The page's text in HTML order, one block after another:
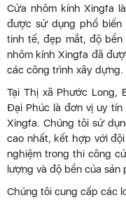
Cửa nhôm kính Xingfa
được sử dụng phổ biến
tinh tế, đẹp mắt, độ
nhôm kính Xingfa đã
các công trình xây dựng.
Tại Thị xã Phước Long,
Đại Phúc là đơn vị uy
Xingfa. Chúng tôi sử
cao nhất, kết hợp với
nghiệm trong thi công
lượng và độ bền của sản
Chúng tôi cung cấp các